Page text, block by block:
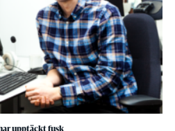
upptäckt fusk